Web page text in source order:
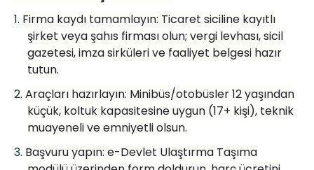
1. Firma kaydı tamamlayın: Ticaret siciline kayıtlı
şirket veya şahıs firması olun; vergi levhası, sicil
gazetesi, imza sirküleri ve faaliyet belgesi hazır
tutun.
2. Araçları hazırlayın: Minibüs/otobüsler 12 yaşından
küçük, koltuk kapasitesine uygun (17+ kişi), teknik
muayeneli ve emniyetli olsun.
3. Başvuru yapın: e-Devlet Ulaştırma Taşıma